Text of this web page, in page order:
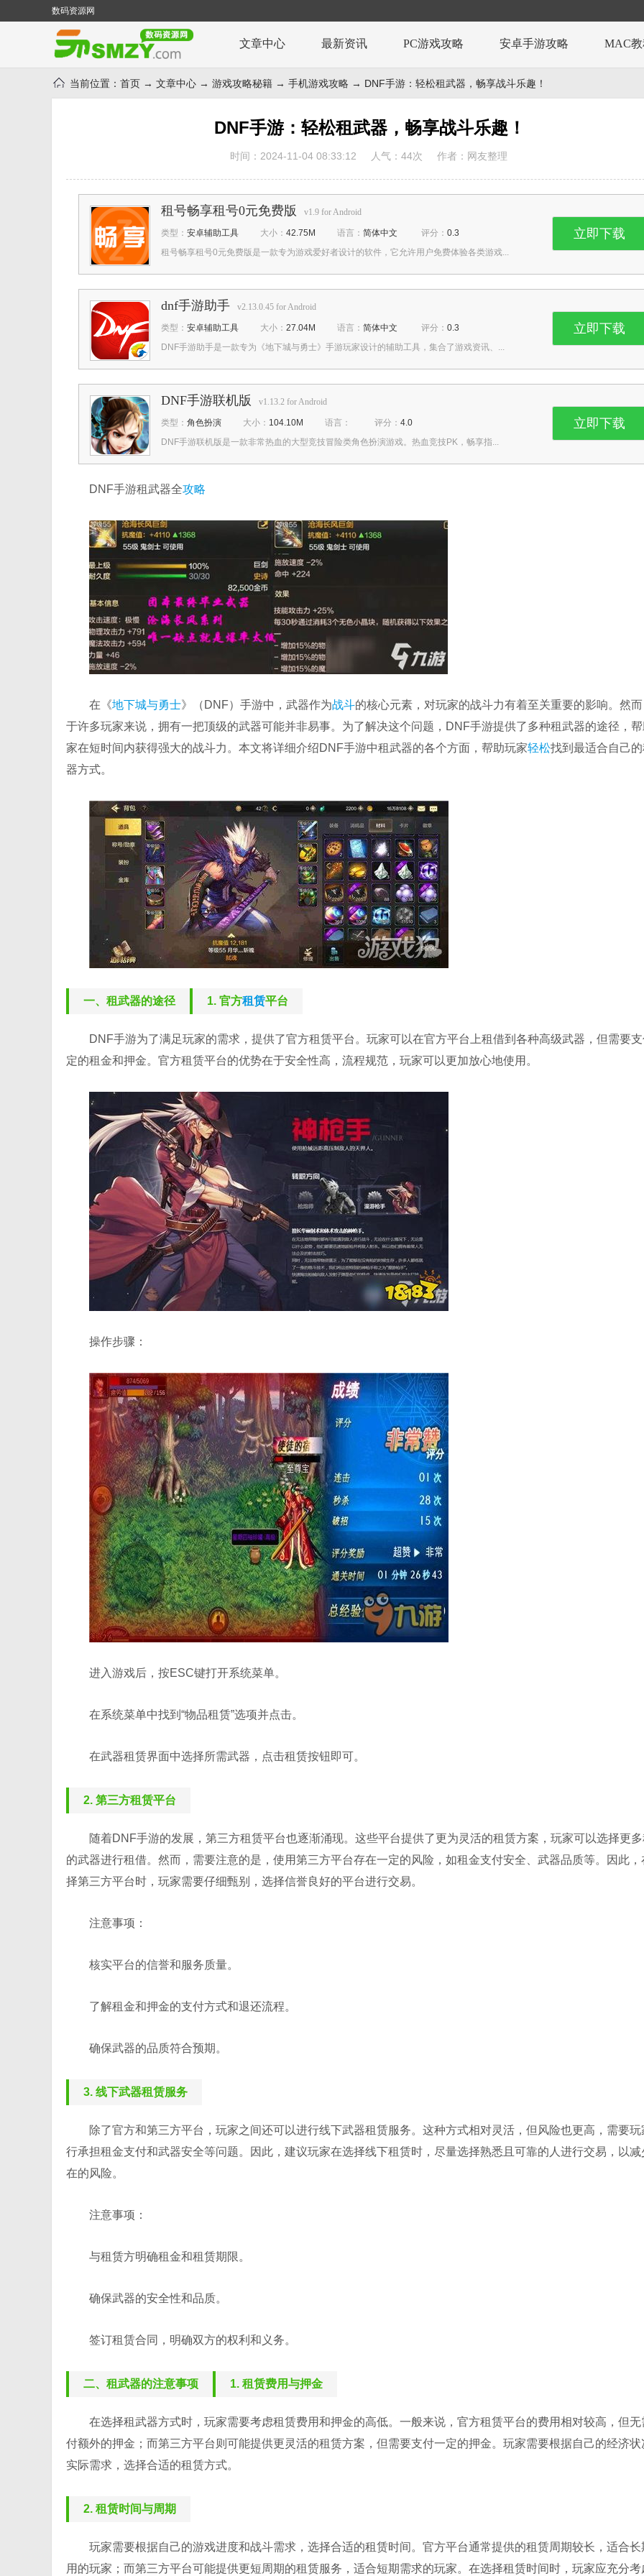
数码资源网
文章中心 最新资讯 PC游戏攻略 安卓手游攻略 MAC教
当前位置： 首页 → 文章中心 → 游戏攻略秘籍 → 手机游戏攻略 → DNF手游：轻松租武器，畅享战斗乐趣！
DNF手游：轻松租武器，畅享战斗乐趣！
时间：2024-11-04 08:33:12 人气： 44次 作者：网友整理
租号畅享租号0元免费版 v1.9 for Android
类型： 安卓辅助工具 大小： 42.75M 语言： 简体中文 评分： 0.3
租号畅享租号0元免费版是一款专为游戏爱好者设计的软件，它允许用户免费体验各类游戏...
立即下载
dnf手游助手 v2.13.0.45 for Android
类型： 安卓辅助工具 大小： 27.04M 语言： 简体中文 评分： 0.3
DNF手游助手是一款专为《地下城与勇士》手游玩家设计的辅助工具，集合了游戏资讯、...
立即下载
DNF手游联机版 v1.13.2 for Android
类型： 角色扮演 大小： 104.10M 语言： 评分： 4.0
DNF手游联机版是一款非常热血的大型竞技冒险类角色扮演游戏。热血竞技PK，畅享指...
立即下载
DNF手游租武器全攻略
在《地下城与勇士》（DNF）手游中，武器作为战斗的核心元素，对玩家的战斗力有着至关重要的影响。然
于许多玩家来说，拥有一把顶级的武器可能并非易事。为了解决这个问题，DNF手游提供了多种租武器的途径，
家在短时间内获得强大的战斗力。本文将详细介绍DNF手游中租武器的各个方面，帮助玩家轻松找到最适合自己
器方式。
一、租武器的途径 1. 官方租赁平台
DNF手游为了满足玩家的需求，提供了官方租赁平台。玩家可以在官方平台上租借到各种高级武器，但需要
定的租金和押金。官方租赁平台的优势在于安全性高，流程规范，玩家可以更加放心地使用。
操作步骤：
进入游戏后，按ESC键打开系统菜单。
在系统菜单中找到“物品租赁”选项并点击。
在武器租赁界面中选择所需武器，点击租赁按钮即可。
2. 第三方租赁平台
随着DNF手游的发展，第三方租赁平台也逐渐涌现。这些平台提供了更为灵活的租赁方案，玩家可以选择更
的武器进行租借。然而，需要注意的是，使用第三方平台存在一定的风险，如租金支付安全、武器品质等。因此，
择第三方平台时，玩家需要仔细甄别，选择信誉良好的平台进行交易。
注意事项：
核实平台的信誉和服务质量。
了解租金和押金的支付方式和退还流程。
确保武器的品质符合预期。
3. 线下武器租赁服务
除了官方和第三方平台，玩家之间还可以进行线下武器租赁服务。这种方式相对灵活，但风险也更高，需要玩
行承担租金支付和武器安全等问题。因此，建议玩家在选择线下租赁时，尽量选择熟悉且可靠的人进行交易，以减
在的风险。
注意事项：
与租赁方明确租金和租赁期限。
确保武器的安全性和品质。
签订租赁合同，明确双方的权利和义务。
二、租武器的注意事项 1. 租赁费用与押金
在选择租武器方式时，玩家需要考虑租赁费用和押金的高低。一般来说，官方租赁平台的费用相对较高，但无
付额外的押金；而第三方平台则可能提供更灵活的租赁方案，但需要支付一定的押金。玩家需要根据自己的经济状
实际需求，选择合适的租赁方式。
2. 租赁时间与周期
玩家需要根据自己的游戏进度和战斗需求，选择合适的租赁时间。官方平台通常提供的租赁周期较长，适合长
用的玩家；而第三方平台可能提供更短周期的租赁服务，适合短期需求的玩家。在选择租赁时间时，玩家应充分考